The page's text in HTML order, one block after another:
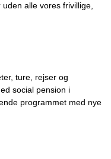
alle vores frivillige,
ture, rejser og
social pension i
programmet med nye